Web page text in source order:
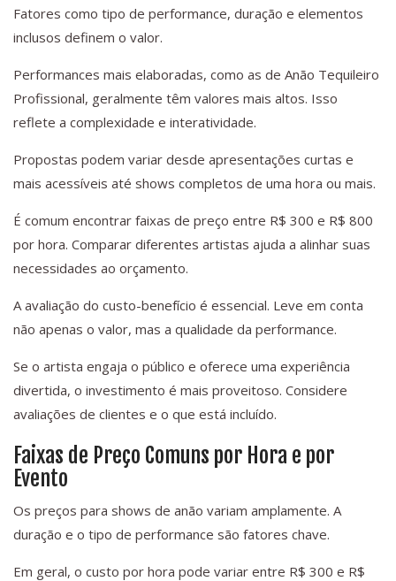
Fatores como tipo de performance, duração e elementos
inclusos definem o valor.
Performances mais elaboradas, como as de Anão Tequileiro
Profissional, geralmente têm valores mais altos. Isso
reflete a complexidade e interatividade.
Propostas podem variar desde apresentações curtas e
mais acessíveis até shows completos de uma hora ou mais.
É comum encontrar faixas de preço entre R$ 300 e R$ 800
por hora. Comparar diferentes artistas ajuda a alinhar suas
necessidades ao orçamento.
A avaliação do custo-benefício é essencial. Leve em conta
não apenas o valor, mas a qualidade da performance.
Se o artista engaja o público e oferece uma experiência
divertida, o investimento é mais proveitoso. Considere
avaliações de clientes e o que está incluído.
Faixas de Preço Comuns por Hora e por
Evento
Os preços para shows de anão variam amplamente. A
duração e o tipo de performance são fatores chave.
Em geral, o custo por hora pode variar entre R$ 300 e R$